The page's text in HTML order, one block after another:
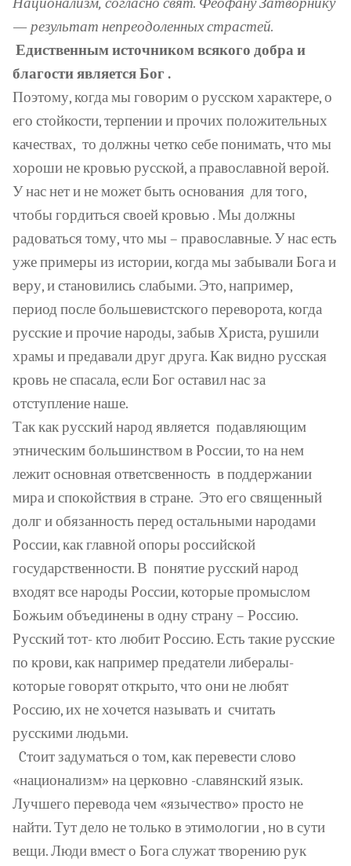
— результат непреодоленных страстей.
Едиственным источником всякого добра и
благости является Бог .
Поэтому, когда мы говорим о русском характере, о
его стойкости, терпении и прочих положительных
качествах, то должны четко себе понимать, что мы
хороши не кровью русской, а православной верой.
У нас нет и не может быть основания для того,
чтобы гордиться своей кровью . Мы должны
радоваться тому, что мы – православные. У нас есть
уже примеры из истории, когда мы забывали Бога и
веру, и становились слабыми. Это, например,
период после большевистского переворота, когда
русские и прочие народы, забыв Христа, рушили
храмы и предавали друг друга. Как видно русская
кровь не спасала, если Бог оставил нас за
отступление наше.
Так как русский народ является подавляющим
этническим большинством в России, то на нем
лежит основная ответсвенность в поддержании
мира и спокойствия в стране. Это его священный
долг и обязанность перед остальными народами
России, как главной опоры российской
государственности. В понятие русский народ
входят все народы России, которые промыслом
Божьим объединены в одну страну – Россию.
Русский тот- кто любит Россию. Есть такие русские
по крови, как например предатели либералы-
которые говорят открыто, что они не любят
Россию, их не хочется называть и считать
русскими людьми.
Cтоит задуматься о том, как перевести слово
«национализм» на церковно -славянский язык.
Лучшего перевода чем «язычество» просто не
найти. Тут дело не только в этимологии , но в сути
вещи. Люди вмест о Бога служат творению рук